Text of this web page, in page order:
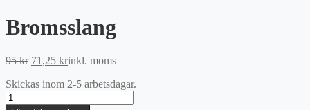
Bromsslang
95kr Det
priset
71,25 krDet
priset
inkl. moms
Skickas inom 2-5 arbetsdagar.
Bromsslang